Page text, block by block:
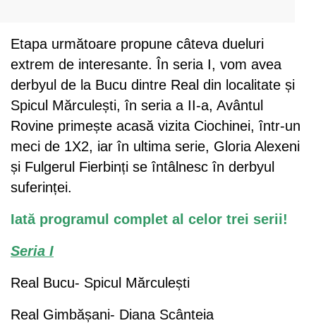
Etapa următoare propune câteva dueluri
extrem de interesante. În seria I, vom avea
derbyul de la Bucu dintre Real din localitate și
Spicul Mărculești, în seria a II-a, Avântul
Rovine primește acasă vizita Ciochinei, într-un
meci de 1X2, iar în ultima serie, Gloria Alexeni
și Fulgerul Fierbinți se întâlnesc în derbyul
suferinței.
Iată programul complet al celor trei serii!
Seria I
Real Bucu- Spicul Mărculești
Real Gimbășani- Diana Scânteia